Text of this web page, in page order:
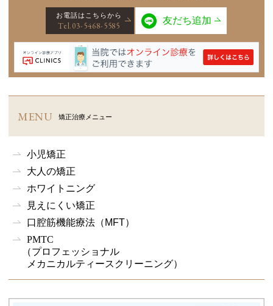
お電話はこちらから
Tel.03-5468-5585
友だち追加
MENU 矯正治療メニュー
小児矯正
大人の矯正
ホワイトニング
見えにくい矯正
口腔筋機能療法 （MFT）
PMTC
（プロフェッショナル
メカニカルティースクリーニング）